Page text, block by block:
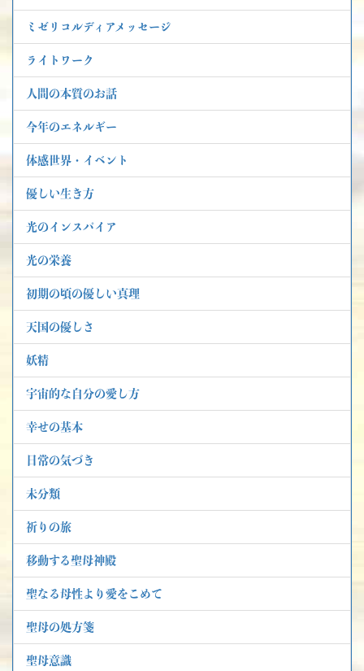
ミゼリコルディアメッセージ
ライトワーク
人間の本質のお話
今年のエネルギー
体感世界・イベント
優しい生き方
光のインスパイア
光の栄養
初期の頃の優しい真理
天国の優しさ
妖精
宇宙的な自分の愛し方
幸せの基本
日常の気づき
未分類
祈りの旅
移動する聖母神殿
聖なる母性より愛をこめて
聖母の処方箋
聖母意識